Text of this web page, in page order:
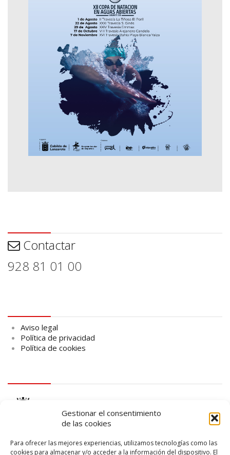
Gestionar el consentimiento
de las cookies
Para ofrecer las mejores experiencias, utilizamos tecnologías como las
cookies para almacenar y/o acceder a la información del dispositivo. El
Contactar
928 81 01 00
Aviso legal
Política de privacidad
Política de cookies